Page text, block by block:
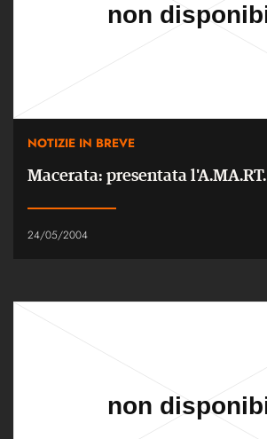
NOTIZIE IN BREVE
Macerata: presentata l'A.MA.RT.
24/05/2004